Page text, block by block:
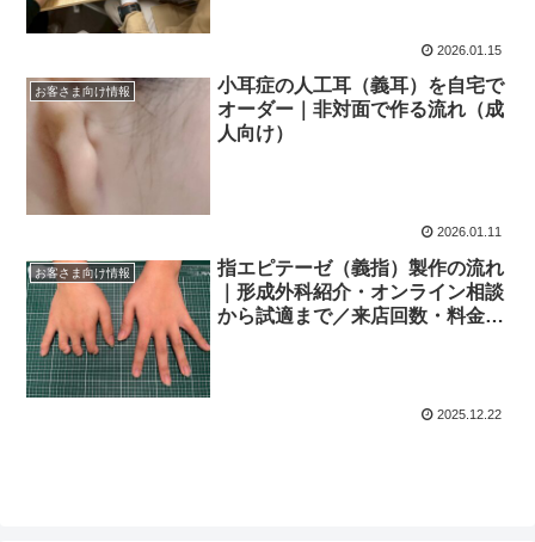
2026.01.15
お客さま向け情報
小耳症の人工耳（義耳）を自宅で
オーダー｜非対面で作る流れ（成
人向け）
2026.01.11
お客さま向け情報
指エピテーゼ（義指）製作の流れ
｜形成外科紹介・オンライン相談
から試適まで／来店回数・料金目
2025.12.22